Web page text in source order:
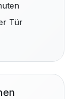
Tür